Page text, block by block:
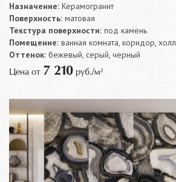
Назначение: Керамогранит
Поверхность: матовая
Текстура поверхности: под камень
Помещение: ванная комната, коридор, холл
Оттенок: бежевый, серый, черный
Цена от 7 210 руб./м²